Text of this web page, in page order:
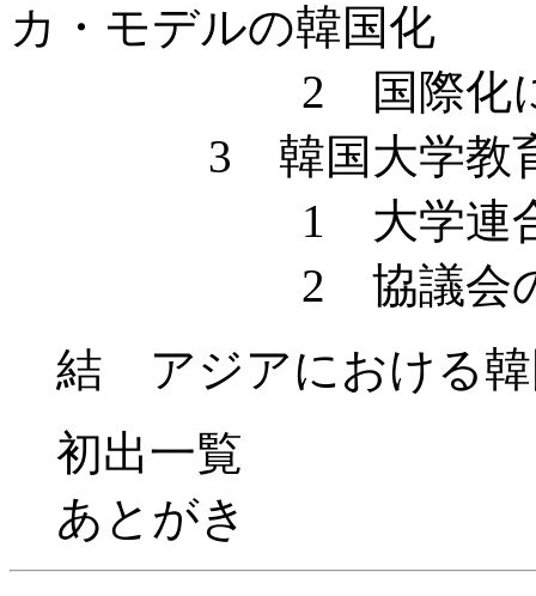
カ・モデルの韓国化
2 国際化に対応
3 韓国大学教育協
1 大学連合体
2 協議会の事
結 アジアにおける韓
初出一覧
あとがき